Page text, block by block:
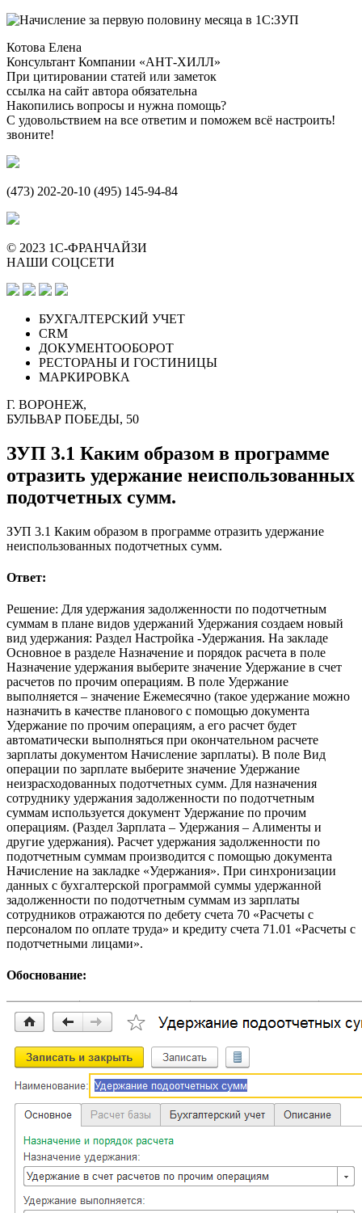
Котова Елена
Консультант Компании «АНТ-ХИЛЛ»
При цитировании статей или заметок
ссылка на сайт автора обязательна
Накопились вопросы и нужна помощь?
С удовольствием на все ответим и поможем всё настроить!
звоните!
(473) 202-20-10 (495) 145-94-84
© 2023 1С-ФРАНЧАЙЗИ
НАШИ СОЦСЕТИ
БУХГАЛТЕРСКИЙ УЧЕТ
CRM
ДОКУМЕНТООБОРОТ
РЕСТОРАНЫ И ГОСТИНИЦЫ
МАРКИРОВКА
Г. ВОРОНЕЖ,
БУЛЬВАР ПОБЕДЫ, 50
ЗУП 3.1 Каким образом в программе
отразить удержание неиспользованных
подотчетных сумм.
ЗУП 3.1 Каким образом в программе отразить удержание
неиспользованных подотчетных сумм.
Ответ:
Решение: Для удержания задолженности по подотчетным
суммам в плане видов удержаний Удержания создаем новый
вид удержания: Раздел Настройка -Удержания. На закладе
Основное в разделе Назначение и порядок расчета в поле
Назначение удержания выберите значение Удержание в счет
расчетов по прочим операциям. В поле Удержание
выполняется – значение Ежемесячно (такое удержание можно
назначить в качестве планового с помощью документа
Удержание по прочим операциям, а его расчет будет
автоматически выполняться при окончательном расчете
зарплаты документом Начисление зарплаты). В поле Вид
операции по зарплате выберите значение Удержание
неизрасходованных подотчетных сумм. Для назначения
сотруднику удержания задолженности по подотчетным
суммам используется документ Удержание по прочим
операциям. (Раздел Зарплата – Удержания – Алименты и
другие удержания). Расчет удержания задолженности по
подотчетным суммам производится с помощью документа
Начисление на закладке «Удержания». При синхронизации
данных с бухгалтерской программой суммы удержанной
задолженности по подотчетным суммам из зарплаты
сотрудников отражаются по дебету счета 70 «Расчеты с
персоналом по оплате труда» и кредиту счета 71.01 «Расчеты с
подотчетными лицами».
Обоснование: